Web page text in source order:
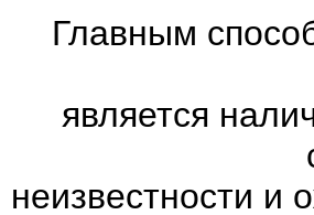
Главным
является
неизвестности и